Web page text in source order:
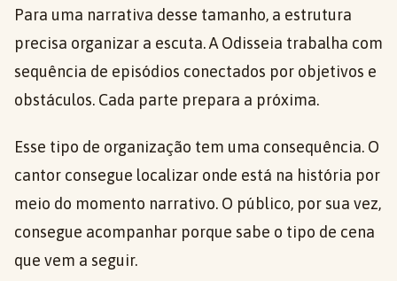
Para uma narrativa desse tamanho, a estrutura
precisa organizar a escuta. A Odisseia trabalha com
sequência de episódios conectados por objetivos e
obstáculos. Cada parte prepara a próxima.
Esse tipo de organização tem uma consequência. O
cantor consegue localizar onde está na história por
meio do momento narrativo. O público, por sua vez,
consegue acompanhar porque sabe o tipo de cena
que vem a seguir.